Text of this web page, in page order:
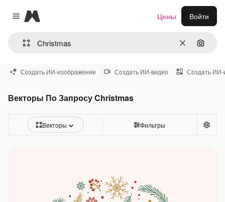
Close menu
Magnific
ОчиститьПоиск
Цены Войти
Создать ИИ-изображение Создать ИИ-видео Создать ИИ-
Векторы По Запросу Christmas
Векторы Фильтры